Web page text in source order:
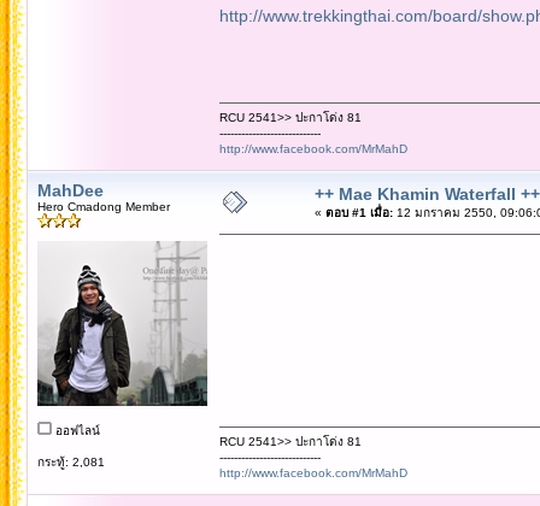
http://www.trekkingthai.com/board/
RCU 2541>> ปะกาโด่ง 81
----------------------------
http://www.facebook.com/MrMahD
MahDee
Hero Cmadong Member
ออฟไลน์
กระทู้: 2,081
++ Mae Khamin Waterfall ++
« ตอบ #1 เมื่อ:12 มกราคม 2550,
RCU 2541>> ปะกาโด่ง 81
----------------------------
http://www.facebook.com/MrMahD